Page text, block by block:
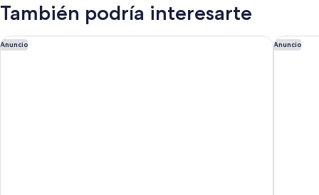
También podría interesarte
Anuncio
Courtyard By Marriott Quito Airport Anuncio
Le Parc